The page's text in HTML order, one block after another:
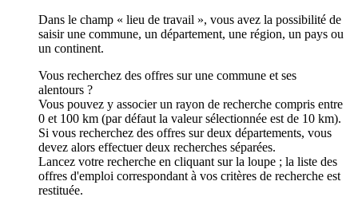
Dans le champ « lieu de travail », vous avez la possibilité de
saisir une commune, un département, une région, un pays ou
un continent.
Vous recherchez des offres sur une commune et ses
alentours ?
Vous pouvez y associer un rayon de recherche compris entre
0 et 100 km (par défaut la valeur sélectionnée est de 10 km).
Si vous recherchez des offres sur deux départements, vous
devez alors effectuer deux recherches séparées.
Lancez votre recherche en cliquant sur la loupe ; la liste des
offres d'emploi correspondant à vos critères de recherche est
restituée.